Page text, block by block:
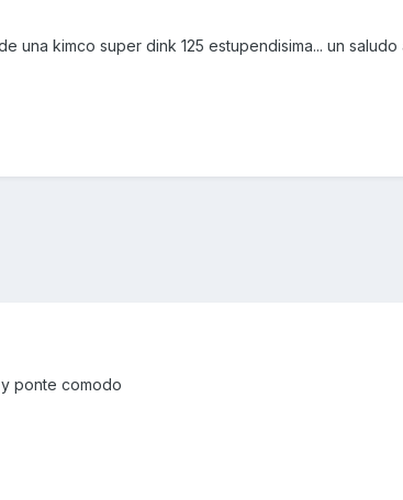
una kimco super dink 125 estupendisima... un saludo
ponte comodo